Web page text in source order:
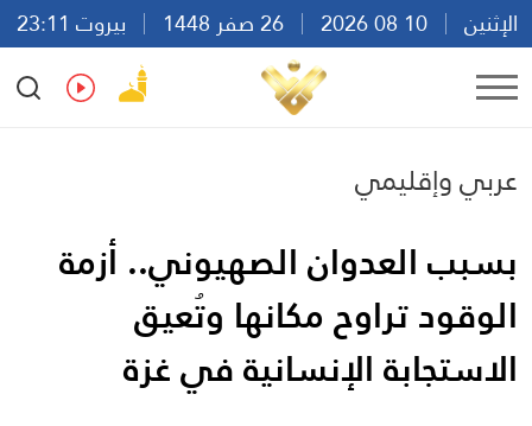
الإثنين
بيروت 23:11
Ar
En Fr Es
عربي وإقليمي
بسبب العدوان الصهيوني.. أزمة
الوقود تراوح مكانها وتُعيق
الاستجابة الإنسانية في غزة